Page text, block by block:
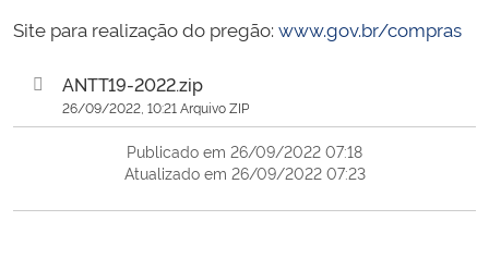
Site para realização do pregão: www.gov.br/compras
ANTT19-2022.zip
26/09/2022, 10:21 Arquivo ZIP
Publicado em 26/09/2022 07:18
Atualizado em 26/09/2022 07:23